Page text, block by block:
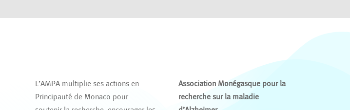
L’AMPA multiplie ses actions en
Principauté de Monaco pour
Association Monégasque pour la
recherche sur la maladie